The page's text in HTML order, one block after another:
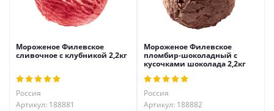
Мороженое Филевское
сливочное с клубникой 2,2кг
Россия
Артикул: 188881
Мороженое Филевское
пломбир-шоколадный с
кусочками шоколада 2,2кг
Россия
Артикул: 188882